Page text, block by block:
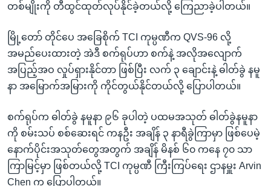
ကျော်
တစ်မျိုးကို တီထွင်ထုတ်လုပ်နိုင်ခဲ့တယ်လို့ ကြေညာခဲ့ပါတယ်။
မြို့တော် တိုင်ပေ အခြေစိုက် TCI ကုမ္ပဏီက QVS-96 လို့
အမည်ပေးထားတဲ့ အဲဒီ စက်ရုပ်ဟာ စက်နဲ့ အလိုအလျောက်
အပြည့်အဝ လှုပ်ရှားနိုင်တာ ဖြစ်ပြီး လက် ၃ ချောင်းနဲ့ ဓါတ်ခွဲ နမူ
နာ အမြောက်အမြားကို ကိုင်တွယ်နိုင်တယ်လို့ ပြောပါတယ်။
စက်ရုပ်က ဓါတ်ခွဲ နမူနာ ၉၆ ခုပါတဲ့ ပထမအသုတ် ဓါတ်ခွဲနမူနာ
ကို စမ်းသပ် စစ်ဆေးရင် ကနဦး အချိန် ၃ နာရီခွဲကြာမှာ ဖြစ်ပေမဲ့
နောက်ပိုင်းအသုတ်တွေအတွက် အချိန် မိနစ် ၆၀ ကနေ ၇၀ သာ
ကြာမြင့်မှာ ဖြစ်တယ်လို့ TCI ကုမ္ပဏီ ကြီးကြပ်ရေး ဌာနမှူး Arvin
Chen က ပြောပါတယ်။